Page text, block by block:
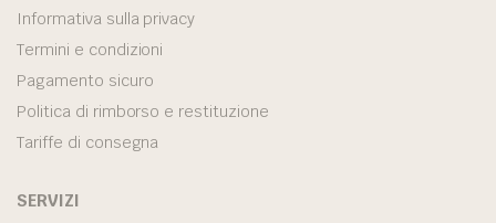
Informativa sulla privacy
Termini e condizioni
Pagamento sicuro
Politica di rimborso e restituzione
Tariffe di consegna
SERVIZI